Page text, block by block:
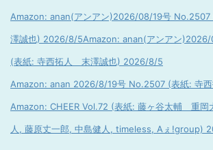
Amazon: anan(アンアン)2026/08/19号
澤誠也) 2026/8/5Amazon: anan(アンアン
(表紙: 寺西拓人 末澤誠也) 2026/8/5
Amazon: anan 2026/8/19号 No.2507 (表紙: 寺
Amazon: CHEER Vol.72 (表紙: 藤ヶ谷太輔 重岡
人, 藤原丈一郎, 中島健人, timeless, Aぇ!group)